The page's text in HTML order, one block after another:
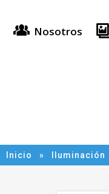
Nosotros
Inicio » Iluminación